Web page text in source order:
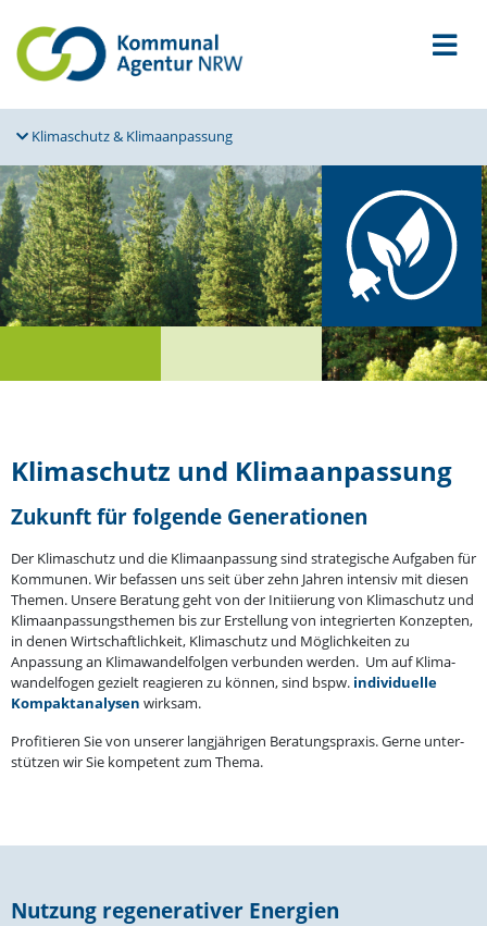
Klima­schutz & Klimaanpassung
Klima­schutz und Klimaanpassung
Zukunft für folgende Generationen
Der Klima­schutz und die Klima­an­passung sind strate­gische Aufgaben für
Kommunen. Wir befassen uns seit über zehn Jahren intensiv mit diesen
Themen. Unsere Beratung geht von der Initi­ierung von Klima­schutz und
Klima­an­pas­sungs­themen bis zur Erstellung von integrierten Konzepten,
in denen Wirtschaft­lichkeit, Klima­schutz und Möglich­keiten zu
Anpassung an Klima­wan­del­folgen verbunden werden. Um auf Klima­
wan­del­fogen gezielt reagieren zu können, sind bspw. indivi­duelle
Kompakt­ana­lysen wirksam.
Profi­tieren Sie von unserer langjäh­rigen Beratungs­praxis. Gerne unter­
stützen wir Sie kompetent zum Thema.
Nutzung regene­ra­tiver Energien